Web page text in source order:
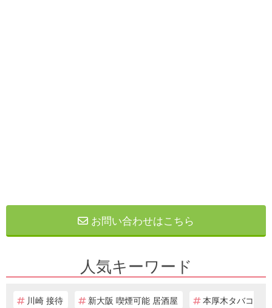
お問い合わせはこちら
人気キーワード
川崎 接待 新大阪 喫煙可能 居酒屋
本厚木タバコ